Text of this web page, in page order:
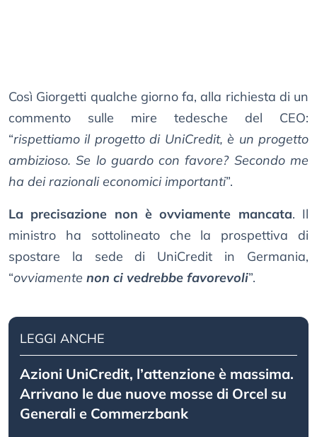
Così Giorgetti qualche giorno fa, alla richiesta di un
commento sulle mire tedesche del CEO:
“rispettiamo il progetto di UniCredit, è un progetto
ambizioso. Se lo guardo con favore? Secondo me
ha dei razionali economici importanti”.
La precisazione non è ovviamente mancata. Il
ministro ha sottolineato che la prospettiva di
spostare la sede di UniCredit in Germania,
“ovviamente non ci vedrebbe favorevoli”.
LEGGI ANCHE
Azioni UniCredit, l’attenzione è massima.
Arrivano le due nuove mosse di Orcel su
Generali e Commerzbank